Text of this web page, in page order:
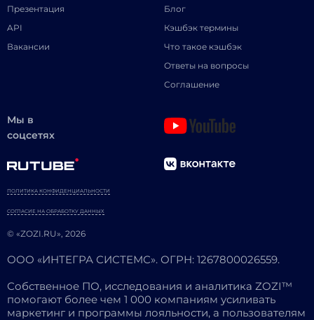
Презентация
API
Вакансии
Блог
Кэшбэк термины
Что такое кэшбэк
Ответы на вопросы
Соглашение
Мы в
соцсетях
© «ZOZI.RU», 2026
ПОЛИТИКА КОНФИДЕНЦИАЛЬНОСТИ
СОГЛАСИЕ НА ОБРАБОТКУ ДАННЫХ
ООО «ИНТЕГРА СИСТЕМС». ОГРН: 1267800026559.
Собственное ПО, исследования и аналитика ZOZI™
помогают более чем 1 000 компаниям усиливать
маркетинг и программы лояльности, а пользователям